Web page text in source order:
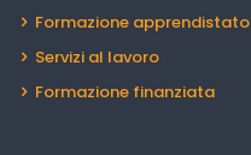
Formazione apprendistato
Servizi al lavoro
Formazione finanziata